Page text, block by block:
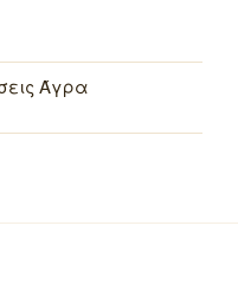
Άγρα